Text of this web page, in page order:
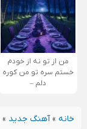
من از تو نه از خودم
خستم سره تو من کوره
دلم –
خانه»آهنگ جدید »